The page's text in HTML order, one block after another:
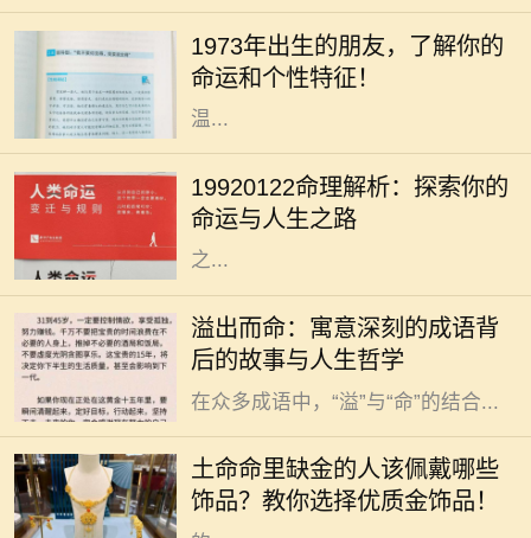
1973年出生的朋友，了解你的
命运和个性特征！
究竟有着怎样的命运与个性？在中国
传统命理学中，1973年属于水兔年。
水兔既象征着灵动与智慧，又代表着
温...
19920122命理解析：探索你的
命运与人生之路
人生如梦，命运似水，每个人的生辰
八字都藏着独特的秘密。对于出生于
1992年1月22日的人来说，他们的命
理特征和人生道路又有什么样的特别
之...
溢出而命：寓意深刻的成语背
后的故事与人生哲学
在中华文化的浩瀚长河中，成语作为
语言的一部分，不仅丰富了我们的表
达方式，也蕴藏着深厚的文化底蕴。
在众多成语中，“溢”与“命”的结合...
土命命里缺金的人该佩戴哪些
饰品？教你选择优质金饰品！
在中国传统文化中，五行之说深深扎
根于人们的生活与信仰之中。五行分
别是金、木、水、火、土，每一个人
的命理中都有其主导的元素。有些人